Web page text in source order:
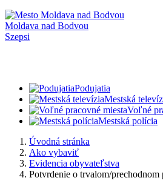
Moldava nad Bodvou
Szepsi
Podujatia
Mestská
Voľné
Mestská polícia
Úvodná stránka
Ako vybaviť
Evidencia obyvateľstva
Potvrdenie o trvalom/prechodnom